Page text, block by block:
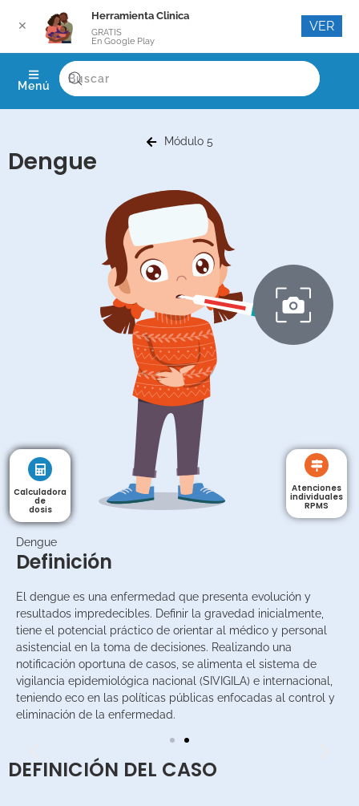
Menú
Módulo 5
Dengue
Dengue
Definición
El dengue es una enfermedad que presenta evolución y
resultados impredecibles. Definir la gravedad inicialmente,
tiene el potencial práctico de orientar al médico y personal
asistencial en la toma de decisiones. Realizando una
notificación oportuna de casos, se alimenta el sistema de
vigilancia epidemiológica nacional (SIVIGILA) e internacional,
teniendo eco en las políticas públicas enfocadas al control y
eliminación de la enfermedad.
DEFINICIÓN DEL CASO
Calculadora
de
dosis
Calculadora
de
dosis
Atenciones
individuales
RPMS
✕
Herramienta Clinica
GRATIS
En Google Play
VER